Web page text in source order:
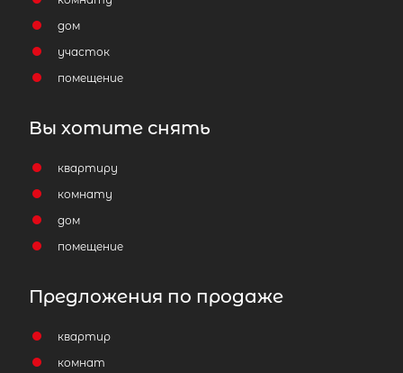
дом
участок
помещение
Вы хотите снять
квартиру
комнату
дом
помещение
Предложения по продаже
квартир
комнат